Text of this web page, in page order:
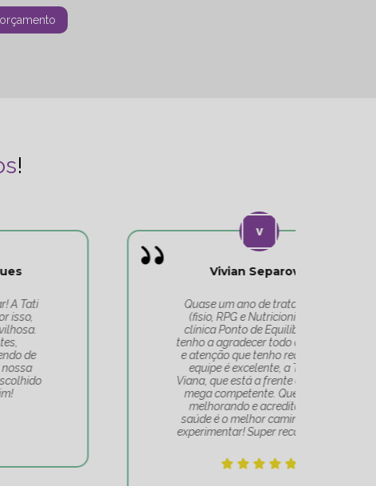
!
Quase um ano de tratamentos
(fisio, RPG e Nutricionista) na
clínica Ponto de Equilíbrio, e só
tenho a agradecer todo o cuidado
e atenção que tenho recebido. A
equipe é excelente, a Tatiana
Viana, que está a frente de tudo, é
mega competente. Quem se vê
melhorando e acredita que a
saúde é o melhor caminho, deve
experimentar! Super recomendo!!!